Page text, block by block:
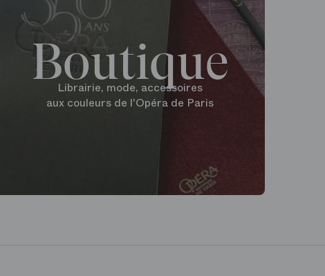
Boutique
Librairie, mode, accessoires
aux couleurs de l'Opéra de Paris